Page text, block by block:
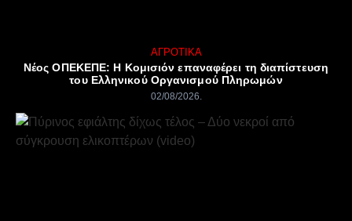
ΑΓΡΟΤΙΚΆ
Νέος ΟΠΕΚΕΠΕ: Η Κομισιόν επαναφέρει τη διαπίστευση
του Ελληνικού Οργανισμού Πληρωμών
02/08/2026